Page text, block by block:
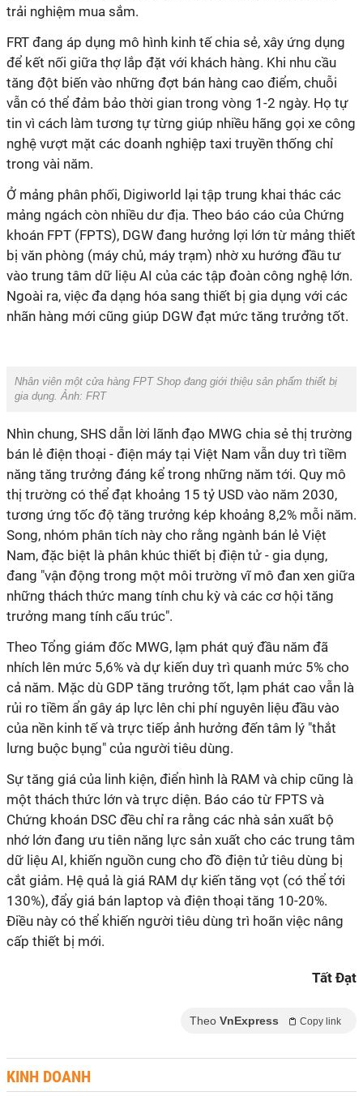
trải nghiệm mua sắm.
FRT đang áp dụng mô hình kinh tế chia sẻ, xây ứng dụng
để kết nối giữa thợ lắp đặt với khách hàng. Khi nhu cầu
tăng đột biến vào những đợt bán hàng cao điểm, chuỗi
vẫn có thể đảm bảo thời gian trong vòng 1-2 ngày. Họ tự
tin vì cách làm tương tự từng giúp nhiều hãng gọi xe công
nghệ vượt mặt các doanh nghiệp taxi truyền thống chỉ
trong vài năm.
Ở mảng phân phối, Digiworld lại tập trung khai thác các
mảng ngách còn nhiều dư địa. Theo báo cáo của Chứng
khoán FPT (FPTS), DGW đang hưởng lợi lớn từ mảng thiết
bị văn phòng (máy chủ, máy trạm) nhờ xu hướng đầu tư
vào trung tâm dữ liệu AI của các tập đoàn công nghệ lớn.
Ngoài ra, việc đa dạng hóa sang thiết bị gia dụng với các
nhãn hàng mới cũng giúp DGW đạt mức tăng trưởng tốt.
Nhân viên một cửa hàng FPT Shop đang giới thiệu sản phẩm thiết bị
gia dụng. Ảnh: FRT
Nhìn chung, SHS dẫn lời lãnh đạo MWG chia sẻ thị trường
bán lẻ điện thoại - điện máy tại Việt Nam vẫn duy trì tiềm
năng tăng trưởng đáng kể trong những năm tới. Quy mô
thị trường có thể đạt khoảng 15 tỷ USD vào năm 2030,
tương ứng tốc độ tăng trưởng kép khoảng 8,2% mỗi năm.
Song, nhóm phân tích này cho rằng ngành bán lẻ Việt
Nam, đặc biệt là phân khúc thiết bị điện tử - gia dụng,
đang "vận động trong một môi trường vĩ mô đan xen giữa
những thách thức mang tính chu kỳ và các cơ hội tăng
trưởng mang tính cấu trúc".
Theo Tổng giám đốc MWG, lạm phát quý đầu năm đã
nhích lên mức 5,6% và dự kiến duy trì quanh mức 5% cho
cả năm. Mặc dù GDP tăng trưởng tốt, lạm phát cao vẫn là
rủi ro tiềm ẩn gây áp lực lên chi phí nguyên liệu đầu vào
của nền kinh tế và trực tiếp ảnh hưởng đến tâm lý "thắt
lưng buộc bụng" của người tiêu dùng.
Sự tăng giá của linh kiện, điển hình là RAM và chip cũng là
một thách thức lớn và trực diện. Báo cáo từ FPTS và
Chứng khoán DSC đều chỉ ra rằng các nhà sản xuất bộ
nhớ lớn đang ưu tiên năng lực sản xuất cho các trung tâm
dữ liệu AI, khiến nguồn cung cho đồ điện tử tiêu dùng bị
cắt giảm. Hệ quả là giá RAM dự kiến tăng vọt (có thể tới
130%), đẩy giá bán laptop và điện thoại tăng 10-20%.
Điều này có thể khiến người tiêu dùng trì hoãn việc nâng
cấp thiết bị mới.
Tất Đạt
Theo VnExpress Copy link
KINH DOANH